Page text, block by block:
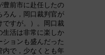
豊前市に赴任したの
ろん，岡口裁判官が
ですが。）。岡口裁
生活は非常に楽しか
ションも盛んだった
内で，少なくとも年